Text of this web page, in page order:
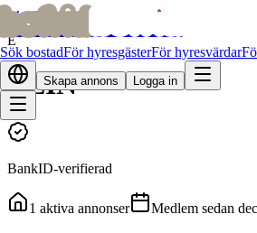
bofridbofrid
Sök bostadFör hyresgästerFör hyresvärdar
Skapa annons Logga in
Alla hyresvärdar
E
ELIN
BankID-verifierad
1 aktiva annonser Medlem sedan